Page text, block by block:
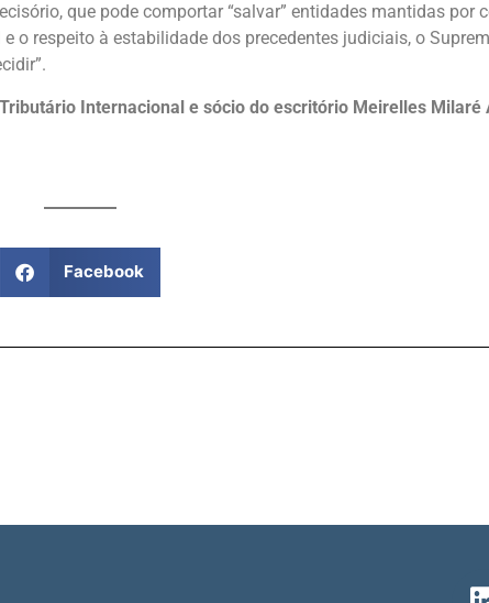
que pode comportar “salvar” entidades mantidas
respeito à estabilidade dos precedentes judiciais, o
Internacional e sócio do escritório Meirelles Milaré
Facebook